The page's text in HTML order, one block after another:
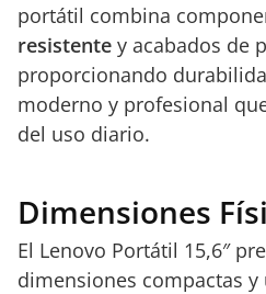
portátil combina
resistente y acabados de
proporcionando
moderno y profesional
del uso diario.
Dimensiones
El Lenovo Portátil 15,6″
dimensiones compactas